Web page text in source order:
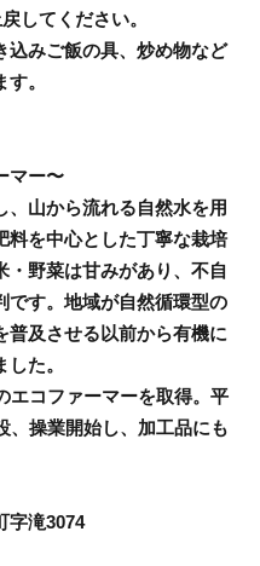
してください。
込みご飯の具、炒め物など
。
マー〜
、山から流れる自然水を用
料を中心とした丁寧な栽培
・野菜は甘みがあり、不自
です。地域が自然循環型の
普及させる以前から有機に
た。
エコファーマーを取得。平
、操業開始し、加工品にも
字滝3074